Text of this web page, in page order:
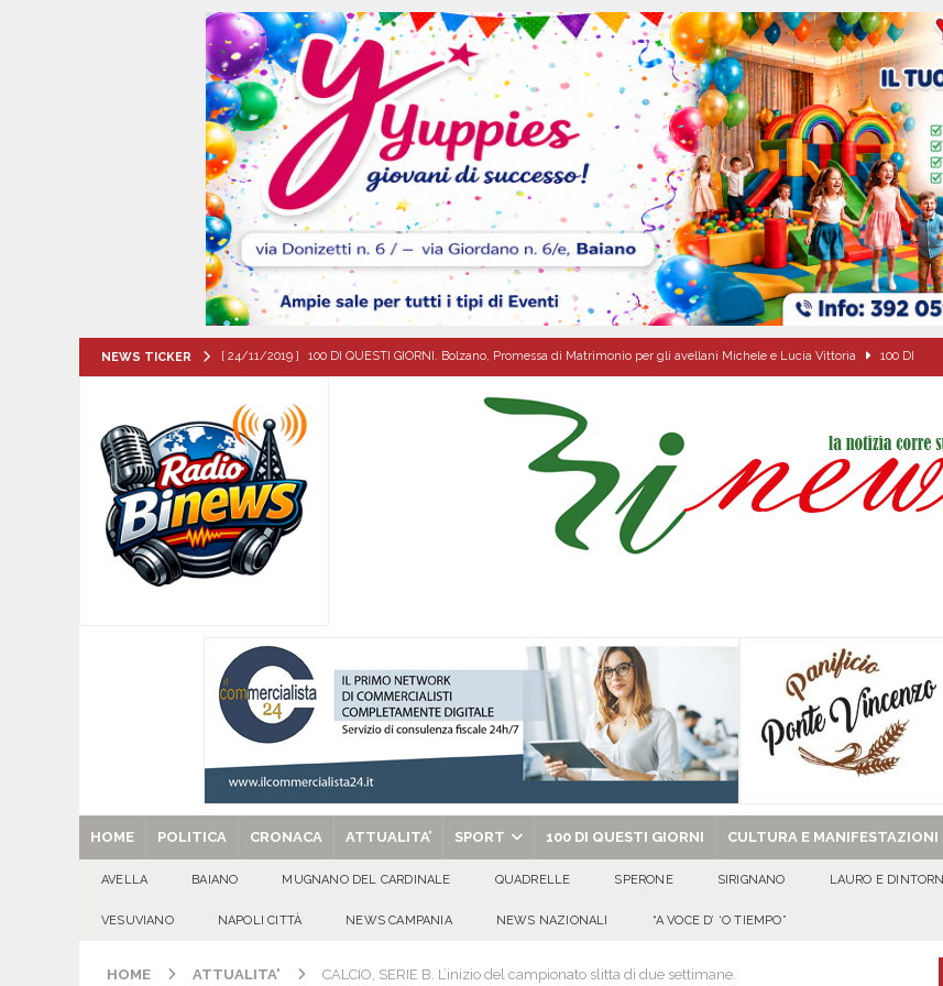
NEWS TICKER [ 24/11/2019 ] 100 DI QUESTI GIORNI. Bolzano, Promessa di Matrimonio per gli avellani Michele e Lucia Vittoria 100 DI
[ 07/08/2026 ] Lioni, si presenta il libro “Tu sei per me lo specchio e il porto” D’Amelio: “Gettiamo un seme d’impegno futuro
per tante e tanti”
[ 07/08/2026 ] Per la dignità del gonfalone di Sant’Andrea — Appello per l’inclusione e la tutela delle tradizioni di Sirignano
CULTURA E MANIFESTAZIONI
[ 07/08/2026 ]
[ 07/08/2026 ] Santa Filomena: una storia di fede che vive da oltre due secoli
[ 29/08/2025 ] SANT’Oggi. Venerdì 29 agosto la chiesa celebra il Martirio di san Giovanni Battista e santa Sabina EVIDENZA
HOME POLITICA CRONACA ATTUALITA’ SPORT 100 DI QUESTI GIORNI CULTURA E MANIFESTAZIONI
AVELLA BAIANO MUGNANO DEL CARDINALE QUADRELLE SPERONE SIRIGNANO LAURO E DINTORNI
VESUVIANO NAPOLI CITTÀ NEWS CAMPANIA NEWS NAZIONALI “A VOCE D’ ‘O TIEMPO”
HOME ATTUALITA' CALCIO, SERIE B. L’inizio del campionato slitta di due settimane.